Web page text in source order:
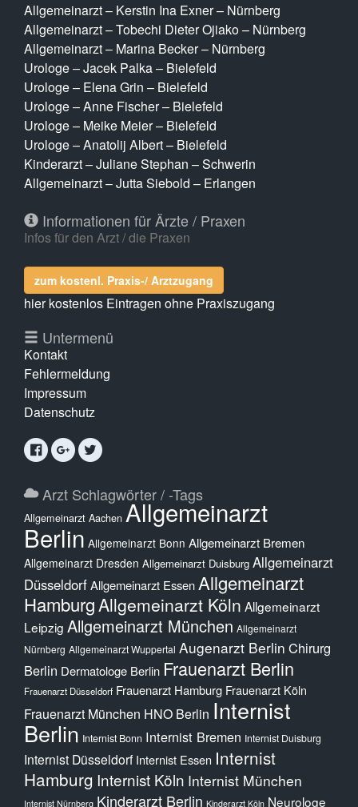
Allgemeinarzt – Kerstin Ina Exner – Nürnberg
Allgemeinarzt – Tobechi Dieter Ojiako – Nürnberg
Allgemeinarzt – Marina Becker – Nürnberg
Urologe – Jacek Palka – Bielefeld
Urologe – Elena Grin – Bielefeld
Urologe – Anne Fischer – Bielefeld
Urologe – Meike Meier – Bielefeld
Urologe – Anatolij Albert – Bielefeld
Kinderarzt – Juliane Stephan – Schwerin
Allgemeinarzt – Jutta Siebold – Erlangen
Informationen für Ärzte / Praxen
Infos für den Arzt / die Praxen
zum kostenl. Praxis-/ Arztzugang
hier kostenlos Eintragen ohne Praxiszugang
Untermenü
Kontakt
Fehlermeldung
Impressum
Datenschutz
Arzt Schlagwörter / -Tags
Allgemeinarzt Aachen Allgemeinarzt
Berlin Allgemeinarzt Bonn Allgemeinarzt Bremen
Allgemeinarzt Dresden Allgemeinarzt Duisburg Allgemeinarzt
DüsseldorfAllgemeinarzt Essen Allgemeinarzt
HamburgAllgemeinarzt Köln Allgemeinarzt
Leipzig Allgemeinarzt München Allgemeinarzt
Nürnberg Allgemeinarzt Wuppertal Augenarzt Berlin Chirurg
Berlin Dermatologe Berlin Frauenarzt Berlin
Frauenarzt Düsseldorf Frauenarzt Hamburg Frauenarzt Köln
Frauenarzt München HNO Berlin Internist
Berlin Internist Bonn Internist Bremen Internist Duisburg
Internist Düsseldorf Internist Essen Internist
Hamburg Internist Köln Internist München
Internist Nürnberg Kinderarzt Berlin Kinderarzt Köln Neurologe